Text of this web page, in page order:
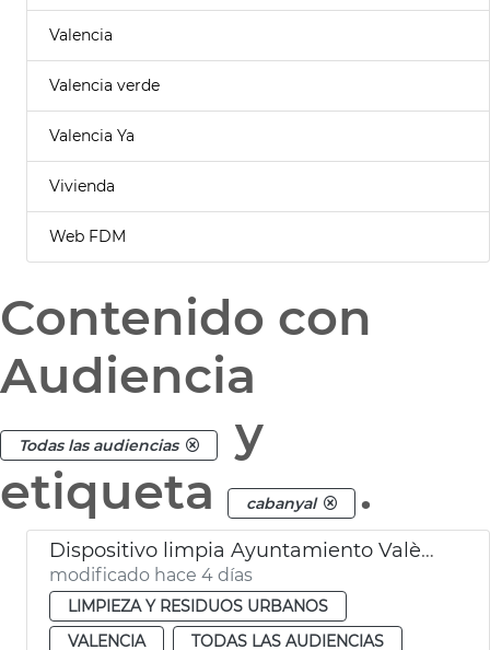
Valencia
Valencia verde
Valencia Ya
Vivienda
Web FDM
Contenido con
Audiencia
Todas las audiencias
y
etiqueta
cabanyal .
Dispositivo limpia Ayuntamiento València eclipse solar
modificado hace 4 días
LIMPIEZA Y RESIDUOS URBANOS
VALENCIA
TODAS LAS AUDIENCIAS